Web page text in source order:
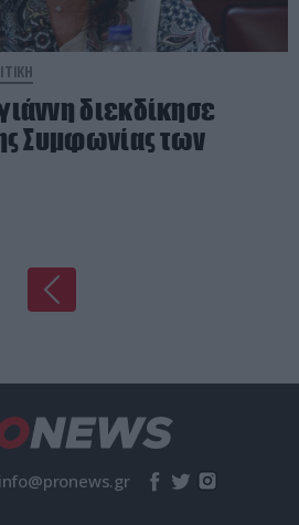
διεκδίκησε
Συμφωνίας των